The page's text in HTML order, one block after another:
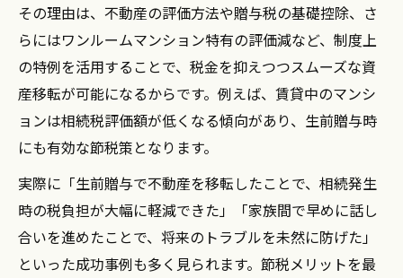
その理由は、不動産の評価方法や贈与税の基礎控除、さ
らにはワンルームマンション特有の評価減など、制度上
の特例を活用することで、税金を抑えつつスムーズな資
産移転が可能になるからです。例えば、賃貸中のマンシ
ョンは相続税評価額が低くなる傾向があり、生前贈与時
にも有効な節税策となります。
実際に「生前贈与で不動産を移転したことで、相続発生
時の税負担が大幅に軽減できた」「家族間で早めに話し
合いを進めたことで、将来のトラブルを未然に防げた」
といった成功事例も多く見られます。節税メリットを最